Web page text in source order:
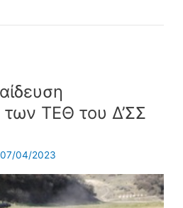
ΤΕΘ του Δ’ΣΣ
07/04/2023